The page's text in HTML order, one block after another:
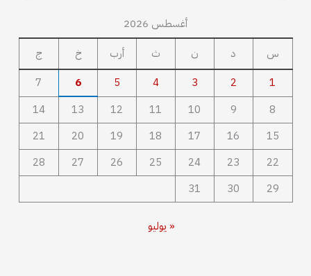
أغسطس 2026
س
د ن ث أرب خ
ج
1
2
3
4
5
6
7
8
9
10
11
12
13
14
15
16
17
18
19
20
21
22
23
24
25
26
27
28
29
30
31
« يوليو